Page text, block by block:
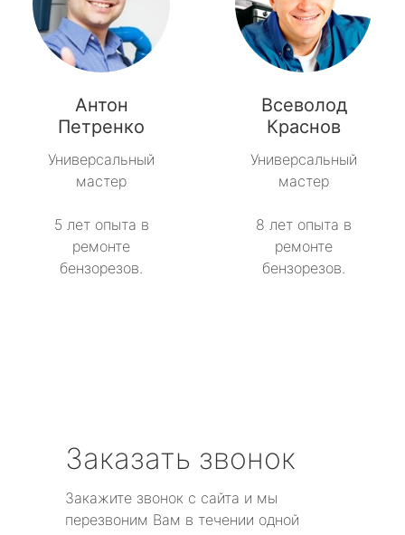
Антон
Петренко
Универсальный
мастер
5 лет опыта в
ремонте
бензорезов.
Всеволод
Краснов
Универсальный
мастер
8 лет опыта в
ремонте
бензорезов.
Заказать звонок
Закажите звонок с сайта и мы
перезвоним Вам в течении одной